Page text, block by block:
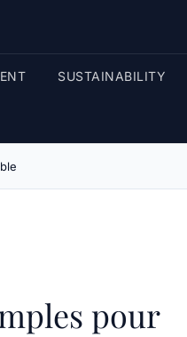
SUSTAINABILITY
pour